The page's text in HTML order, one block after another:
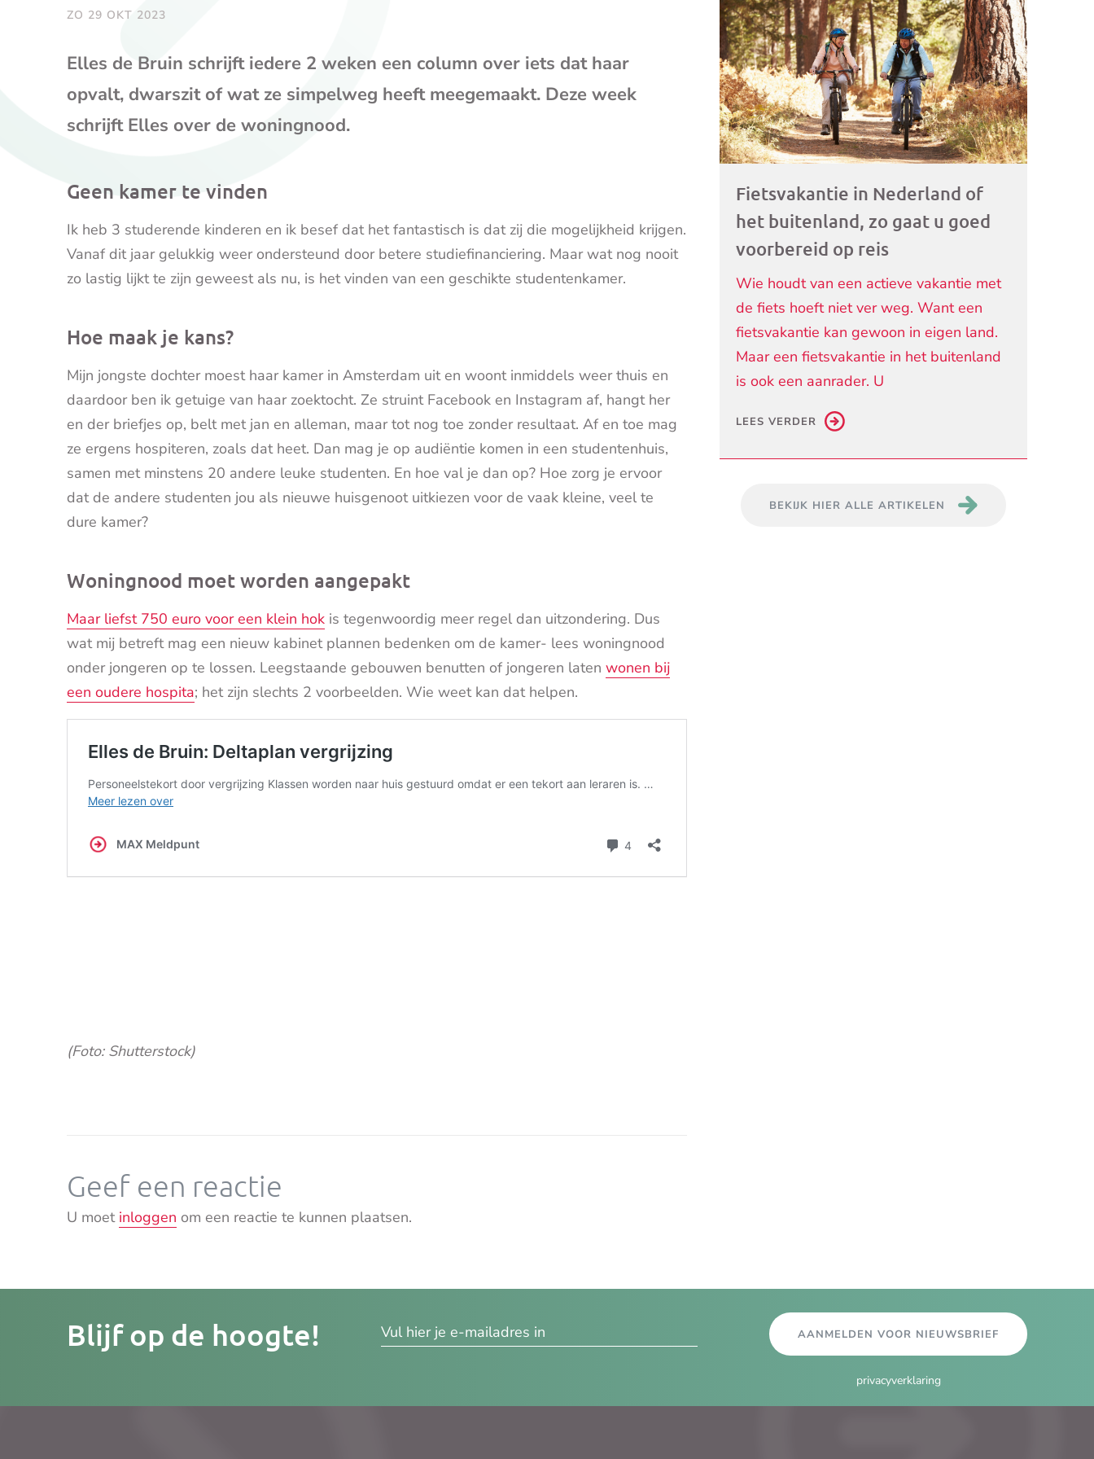
(opent
mailprogramma)
ZO 29 OKT 2023
Elles de Bruin schrijft iedere 2 weken een column over iets dat haar
opvalt, dwarszit of wat ze simpelweg heeft meegemaakt. Deze week
schrijft Elles over de woningnood.
Geen kamer te vinden
Ik heb 3 studerende kinderen en ik besef dat het fantastisch is dat zij die mogelijkheid krijgen.
Vanaf dit jaar gelukkig weer ondersteund door betere studiefinanciering. Maar wat nog nooit
zo lastig lijkt te zijn geweest als nu, is het vinden van een geschikte studentenkamer.
Hoe maak je kans?
Mijn jongste dochter moest haar kamer in Amsterdam uit en woont inmiddels weer thuis en
daardoor ben ik getuige van haar zoektocht. Ze struint Facebook en Instagram af, hangt her
en der briefjes op, belt met jan en alleman, maar tot nog toe zonder resultaat. Af en toe mag
ze ergens hospiteren, zoals dat heet. Dan mag je op audiëntie komen in een studentenhuis,
samen met minstens 20 andere leuke studenten. En hoe val je dan op? Hoe zorg je ervoor
dat de andere studenten jou als nieuwe huisgenoot uitkiezen voor de vaak kleine, veel te
dure kamer?
Woningnood moet worden aangepakt
Maar liefst 750 euro voor een klein hok is tegenwoordig meer regel dan uitzondering. Dus
wat mij betreft mag een nieuw kabinet plannen bedenken om de kamer- lees woningnood
onder jongeren op te lossen. Leegstaande gebouwen benutten of jongeren laten wonen bij
een oudere hospita; het zijn slechts 2 voorbeelden. Wie weet kan dat helpen.
(Foto: Shutterstock)
Geef een reactie
U moet inloggen om een reactie te kunnen plaatsen.
Fietsvakantie in Nederland of
het buitenland, zo gaat u goed
voorbereid op reis
Wie houdt van een actieve vakantie met
de fiets hoeft niet ver weg. Want een
fietsvakantie kan gewoon in eigen land.
Maar een fietsvakantie in het buitenland
is ook een aanrader. U
LEES VERDER
BEKIJK HIER ALLE ARTIKELEN
Blijf op de hoogte! AANMELDEN VOOR NIEUWSBRIEF
privacyverklaring